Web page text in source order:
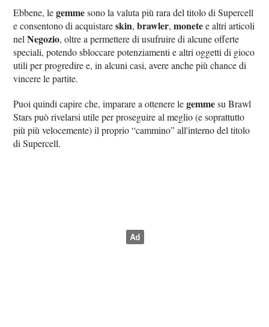
Ebbene, legemmesono la valuta più rara del titolo di Supercell
e consentono di acquistareskin,brawler,monetee altri articoli
nelNegozio, oltre a permettere di usufruire di alcune offerte
speciali, potendo sbloccare potenziamenti e altri oggetti di gioco
utili per progredire e, in alcuni casi, avere anche più chance di
vincere le partite.
Puoi quindi capire che, imparare a ottenere legemmesu Brawl
Stars può rivelarsi utile per proseguire al meglio (e soprattutto
più più velocemente) il proprio “cammino” all'interno del titolo
di Supercell.